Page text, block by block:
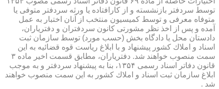
توسط سردفتر بازنشسته و از كارافتاده یا ورثه سردفتر متوفی یا
متوفاه معرفی و توسط كمیسیون منتخب از آنان اختبار به عمل
آمده و پس از اخذ نظر مشورتی كانون سردفتران و دفتریاران،
دادستان محل یا دادگاه بخش (حسب مورد) توسط سازمان ثبت
اسناد و املاك كشور پیشنهاد و با ابلاغ ریاست قوه قضائیه به این
سمت منصوب خواهند شد. دفتریاران، مطابق قسمت اخیر ماده ۳
قانون دفاتر اسناد رسمی ۱۳۵۴، بنا به پیشنهاد سردفتر و به موجب
ابلاغ سازمان ثبت اسناد و املاك كشور به این سمت منصوب خواهند
شد .